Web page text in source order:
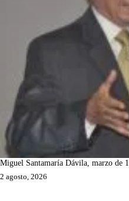
Miguel Santamaría Dávila, marzo de
2 agosto, 2026